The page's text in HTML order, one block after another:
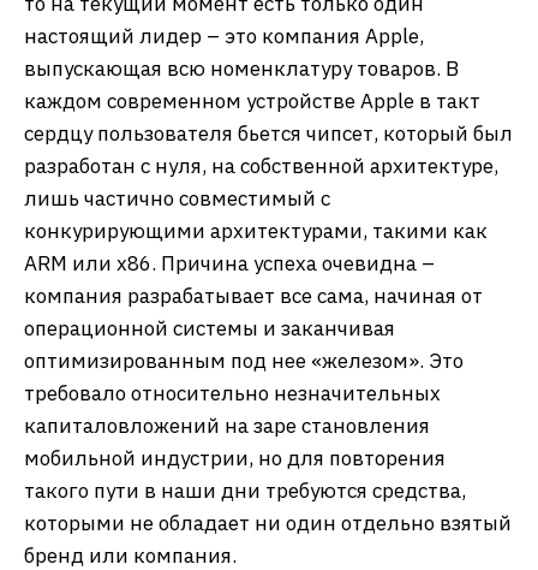
настоящий лидер – это компания Apple,
выпускающая всю номенклатуру товаров. В
каждом современном устройстве Apple в такт
сердцу пользователя бьется чипсет, который был
разработан с нуля, на собственной архитектуре,
лишь частично совместимый с
конкурирующими архитектурами, такими как
ARM или x86. Причина успеха очевидна –
компания разрабатывает все сама, начиная от
операционной системы и заканчивая
оптимизированным под нее «железом». Это
требовало относительно незначительных
капиталовложений на заре становления
мобильной индустрии, но для повторения
такого пути в наши дни требуются средства,
которыми не обладает ни один отдельно взятый
бренд или компания.